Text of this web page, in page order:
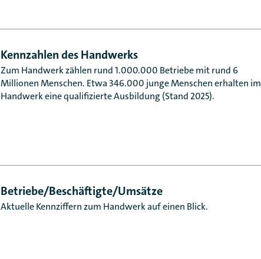
Kennzahlen des Handwerks
Zum Handwerk zählen rund 1.000.000 Betriebe mit rund 6
Millionen Menschen. Etwa 346.000 junge Menschen erhalten im
Handwerk eine qualifizierte Ausbildung (Stand 2025).
Betriebe/Beschäftigte/Umsätze
Aktuelle Kennziffern zum Handwerk auf einen Blick.